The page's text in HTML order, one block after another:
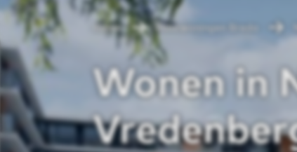
Home Huurwoningen Breda
Wonen in